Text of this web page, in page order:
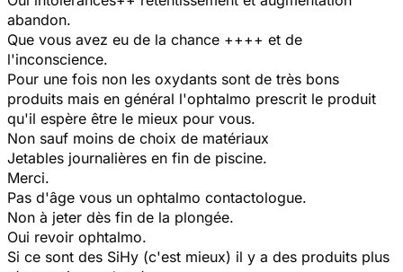
abandon.
Que vous avez eu de la chance ++++ et de
l'inconscience.
Pour une fois non les oxydants sont de très bons
produits mais en général l'ophtalmo prescrit le produit
qu'il espère être le mieux pour vous.
Non sauf moins de choix de matériaux
Jetables journalières en fin de piscine.
Merci.
Pas d'âge vous un ophtalmo contactologue.
Non à jeter dès fin de la plongée.
Oui revoir ophtalmo.
Si ce sont des SiHy (c'est mieux) il y a des produits plus